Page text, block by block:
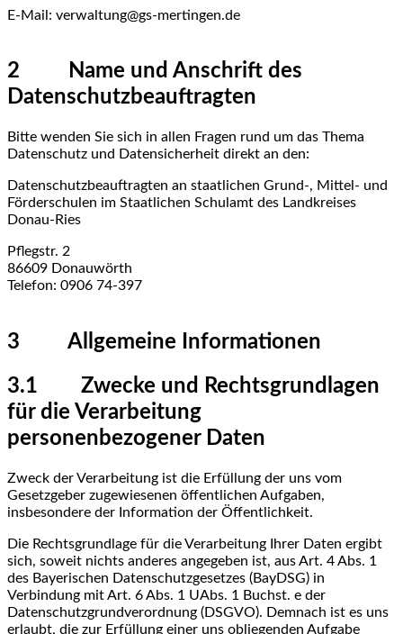
E-Mail: verwaltung@gs-mertingen.de
2 Name und Anschrift des
Datenschutzbeauftragten
Bitte wenden Sie sich in allen Fragen rund um das Thema
Datenschutz und Datensicherheit direkt an den:
Datenschutzbeauftragten an staatlichen Grund-, Mittel- und
Förderschulen im Staatlichen Schulamt des Landkreises
Donau-Ries
Pflegstr. 2
86609 Donauwörth
Telefon: 0906 74-397
3 Allgemeine Informationen
3.1 Zwecke und Rechtsgrundlagen
für die Verarbeitung
personenbezogener Daten
Zweck der Verarbeitung ist die Erfüllung der uns vom
Gesetzgeber zugewiesenen öffentlichen Aufgaben,
insbesondere der Information der Öffentlichkeit.
Die Rechtsgrundlage für die Verarbeitung Ihrer Daten ergibt
sich, soweit nichts anderes angegeben ist, aus Art. 4 Abs. 1
des Bayerischen Datenschutzgesetzes (BayDSG) in
Verbindung mit Art. 6 Abs. 1 UAbs. 1 Buchst. e der
Datenschutzgrundverordnung (DSGVO). Demnach ist es uns
erlaubt, die zur Erfüllung einer uns obliegenden Aufgabe